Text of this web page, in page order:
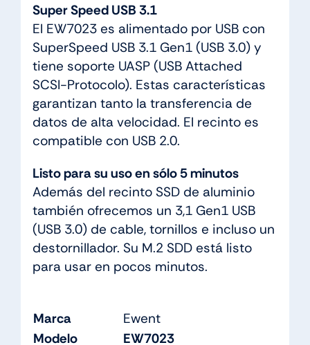
Super Speed USB 3.1
El EW7023 es alimentado por USB con
SuperSpeed USB 3.1 Gen1 (USB 3.0) y
tiene soporte UASP (USB Attached
SCSI-Protocolo). Estas características
garantizan tanto la transferencia de
datos de alta velocidad. El recinto es
compatible con USB 2.0.
Listo para su uso en sólo 5 minutos
Además del recinto SSD de aluminio
también ofrecemos un 3,1 Gen1 USB
(USB 3.0) de cable, tornillos e incluso un
destornillador. Su M.2 SDD está listo
para usar en pocos minutos.
Marca
Ewent
Modelo
EW7023